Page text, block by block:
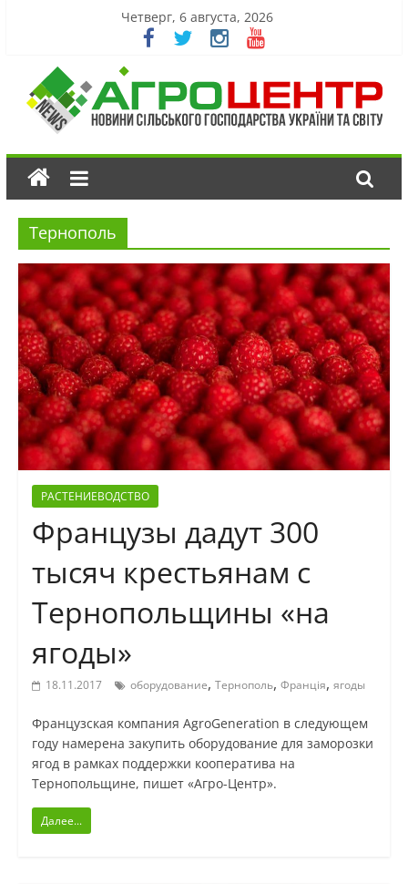
Четверг, 6 августа, 2026
Тернополь
РАСТЕНИЕВОДСТВО
Французы дадут 300
тысяч крестьянам с
Тернопольщины «на
ягоды»
18.11.2017 оборудование, Тернополь, Франція, ягоды
Французская компания AgroGeneration в следующем
году намерена закупить оборудование для заморозки
ягод в рамках поддержки кооператива на
Тернопольщине, пишет «Агро-Центр».
Далее...